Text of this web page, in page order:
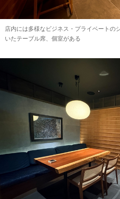
店内には多様なビジネス・プライベートの
いたテーブル席、個室がある